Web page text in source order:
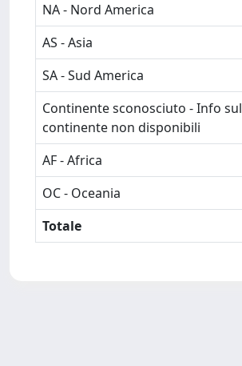
NA - Nord America
AS - Asia
SA - Sud America
Continente sconosciuto - Info sul
continente non disponibili
AF - Africa
OC - Oceania
Totale